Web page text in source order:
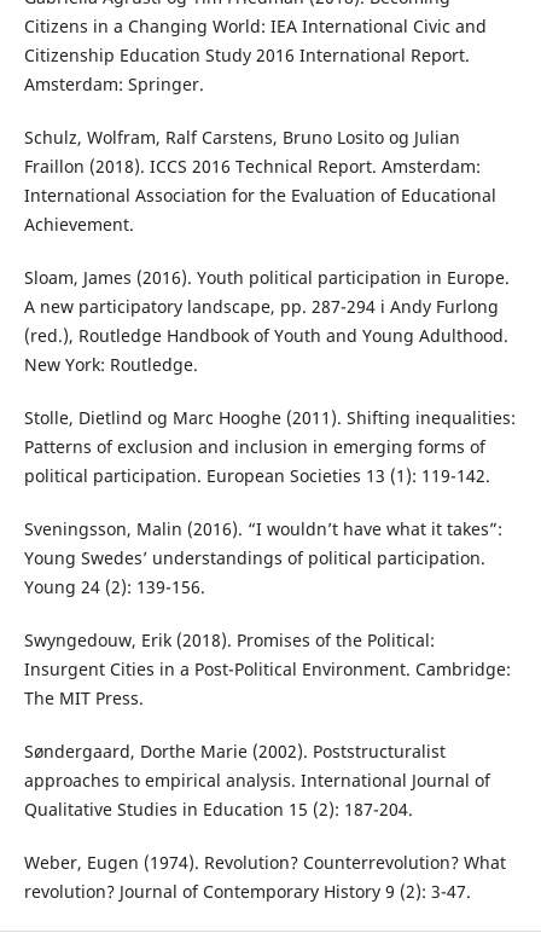
Citizens in a Changing World: IEA International Civic and
Citizenship Education Study 2016 International Report.
Amsterdam: Springer.
Schulz, Wolfram, Ralf Carstens, Bruno Losito og Julian
Fraillon (2018). ICCS 2016 Technical Report. Amsterdam:
International Association for the Evaluation of Educational
Achievement.
Sloam, James (2016). Youth political participation in Europe.
A new participatory landscape, pp. 287-294 i Andy Furlong
(red.), Routledge Handbook of Youth and Young Adulthood.
New York: Routledge.
Stolle, Dietlind og Marc Hooghe (2011). Shifting inequalities:
Patterns of exclusion and inclusion in emerging forms of
political participation. European Societies 13 (1): 119-142.
Sveningsson, Malin (2016). “I wouldn’t have what it takes”:
Young Swedes’ understandings of political participation.
Young 24 (2): 139-156.
Swyngedouw, Erik (2018). Promises of the Political:
Insurgent Cities in a Post-Political Environment. Cambridge:
The MIT Press.
Søndergaard, Dorthe Marie (2002). Poststructuralist
approaches to empirical analysis. International Journal of
Qualitative Studies in Education 15 (2): 187-204.
Weber, Eugen (1974). Revolution? Counterrevolution? What
revolution? Journal of Contemporary History 9 (2): 3-47.